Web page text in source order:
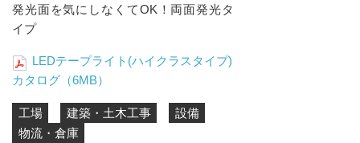
発光面を気にしなくてOK！両面発光タ
イプ
LEDテープライト(ハイクラスタイプ)
カタログ（6MB）
工場 建築・土木工事
設備
物流・倉庫